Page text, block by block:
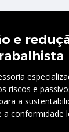
e
riscos e
a
a conformidade